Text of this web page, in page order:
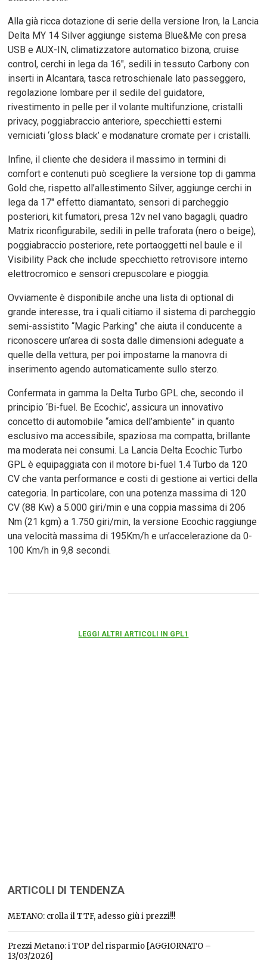
Alla già ricca dotazione di serie della versione Iron, la Lancia
Delta MY 14 Silver aggiunge sistema Blue&Me con presa
USB e AUX-IN, climatizzatore automatico bizona, cruise
control, cerchi in lega da 16″, sedili in tessuto Carbony con
inserti in Alcantara, tasca retroschienale lato passeggero,
regolazione lombare per il sedile del guidatore,
rivestimento in pelle per il volante multifunzione, cristalli
privacy, poggiabraccio anteriore, specchietti esterni
verniciati ‘gloss black’ e modanature cromate per i cristalli.
Infine, il cliente che desidera il massimo in termini di
comfort e contenuti può scegliere la versione top di gamma
Gold che, rispetto all’allestimento Silver, aggiunge cerchi in
lega da 17″ effetto diamantato, sensori di parcheggio
posteriori, kit fumatori, presa 12v nel vano bagagli, quadro
Matrix riconfigurabile, sedili in pelle traforata (nero o beige),
poggiabraccio posteriore, rete portaoggetti nel baule e il
Visibility Pack che include specchietto retrovisore interno
elettrocromico e sensori crepuscolare e pioggia.
Ovviamente è disponibile anche una lista di optional di
grande interesse, tra i quali citiamo il sistema di parcheggio
semi-assistito “Magic Parking” che aiuta il conducente a
riconoscere un’area di sosta dalle dimensioni adeguate a
quelle della vettura, per poi impostarne la manovra di
inserimento agendo automaticamente sullo sterzo.
Confermata in gamma la Delta Turbo GPL che, secondo il
principio ‘Bi-fuel. Be Ecochic’, assicura un innovativo
concetto di automobile “amica dell’ambiente” in quanto
esclusivo ma accessibile, spaziosa ma compatta, brillante
ma moderata nei consumi. La Lancia Delta Ecochic Turbo
GPL è equipaggiata con il motore bi-fuel 1.4 Turbo da 120
CV che vanta performance e costi di gestione ai vertici della
categoria. In particolare, con una potenza massima di 120
CV (88 Kw) a 5.000 giri/min e una coppia massima di 206
Nm (21 kgm) a 1.750 giri/min, la versione Ecochic raggiunge
una velocità massima di 195Km/h e un’accelerazione da 0-
100 Km/h in 9,8 secondi.
LEGGI ALTRI ARTICOLI IN GPL1
ARTICOLI DI TENDENZA
METANO: crolla il TTF, adesso giù i prezzi!!!
Prezzi Metano: i TOP del risparmio [AGGIORNATO –
13/03/2026]